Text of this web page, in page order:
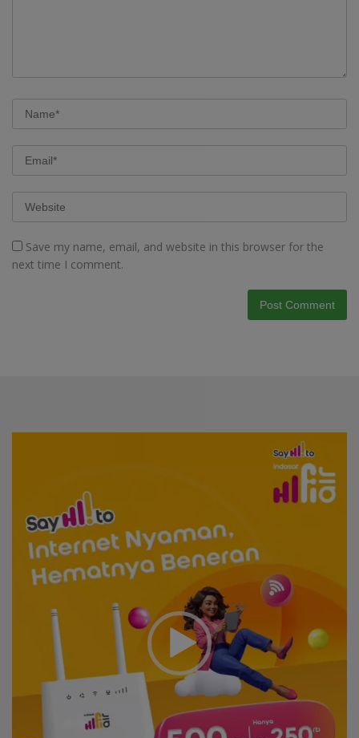
Save my name, email, and website in this browser for the
next time I comment.